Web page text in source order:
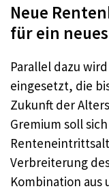
Neue
für ein
Parallel dazu
eingesetzt, die
Zukunft der
Gremium soll
Verbreiterung
Kombination